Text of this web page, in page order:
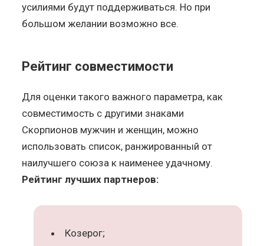
усилиями будут поддерживаться. Но при
большом желании возможно все.
Рейтинг совместимости
Для оценки такого важного параметра, как
совместимость с другими знаками
Скорпионов мужчин и женщин, можно
использовать список, ранжированный от
наилучшего союза к наименее удачному.
Рейтинг лучших партнеров:
Козерог;